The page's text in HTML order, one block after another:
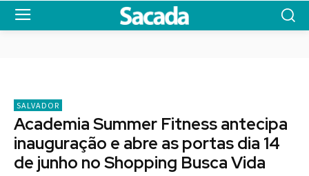
SALVADOR
Academia Summer Fitness antecipa
inauguração e abre as portas dia 14
de junho no Shopping Busca Vida